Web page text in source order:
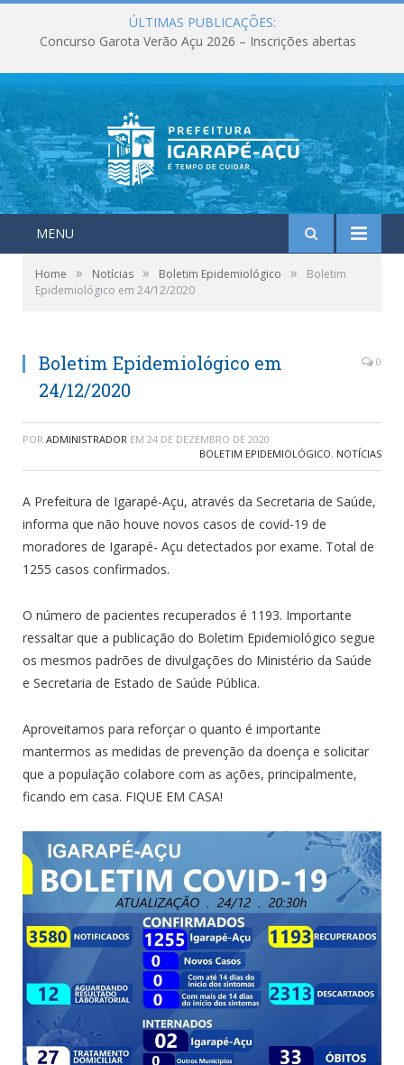
ÚLTIMAS PUBLICAÇÕES:
Concurso Garota Verão Açu 2026 – Inscrições abertas
MENU
Home » Notícias » Boletim Epidemiológico »
Boletim
Epidemiológico em 24/12/2020
Boletim Epidemiológico em
24/12/2020
0
POR ADMINISTRADOR EM 24 DE DEZEMBRO DE 2020
BOLETIM EPIDEMIOLÓGICO, NOTÍCIAS
A Prefeitura de Igarapé-Açu, através da Secretaria de Saúde,
informa que não houve novos casos de covid-19 de
moradores de Igarapé- Açu detectados por exame. Total de
1255 casos confirmados.
O número de pacientes recuperados é 1193. Importante
ressaltar que a publicação do Boletim Epidemiológico segue
os mesmos padrões de divulgações do Ministério da Saúde
e Secretaria de Estado de Saúde Pública.
Aproveitamos para reforçar o quanto é importante
mantermos as medidas de prevenção da doença e solicitar
que a população colabore com as ações, principalmente,
ficando em casa. FIQUE EM CASA!